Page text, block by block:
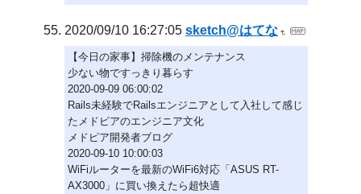
2020/09/10 16:27:05 sketch@はてな
【今日の家事】掃除機のメンテナンス
少ない物ですっきり暮らす
2020-09-09 06:00:02
Rails未経験でRailsエンジニアとして入社して感じ
たメドピアのエンジニア文化
メドピア開発者ブログ
2020-09-10 10:00:03
WiFiルーターを最新のWiFi6対応「ASUS RT-
AX3000」に買い換えたら超快適